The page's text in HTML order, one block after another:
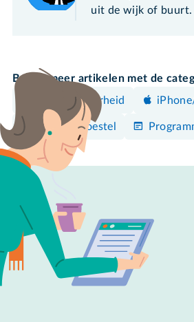
uit de wijk of buurt.
Bekijk meer artikelen met de
DigiD & Overheid
Android-toestel